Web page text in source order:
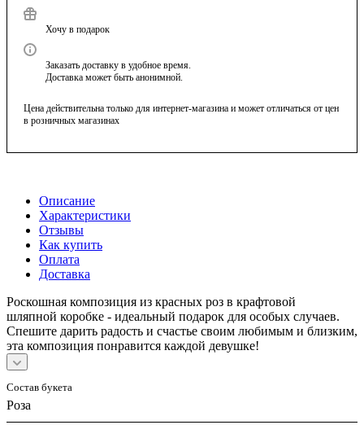
Хочу в подарок
Заказать доставку в удобное время.
Доставка может быть анонимной.
Цена действительна только для интернет-магазина и может отличаться от цен
в розничных магазинах
Описание
Характеристики
Отзывы
Как купить
Оплата
Доставка
Роскошная композиция из красных роз в крафтовой
шляпной коробке - идеальный подарок для особых случаев.
Спешите дарить радость и счастье своим любимым и близким,
эта композиция понравится каждой девушке!
Состав букета
Роза